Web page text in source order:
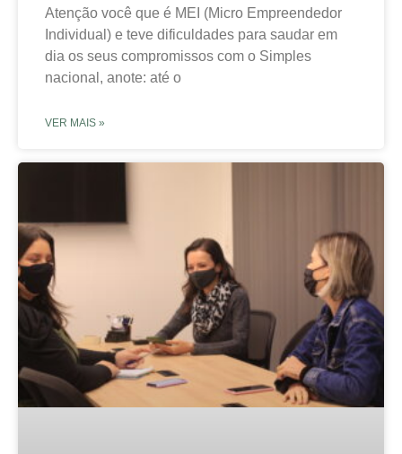
Atenção você que é MEI (Micro Empreendedor
Individual) e teve dificuldades para saudar em
dia os seus compromissos com o Simples
nacional, anote: até o
VER MAIS »